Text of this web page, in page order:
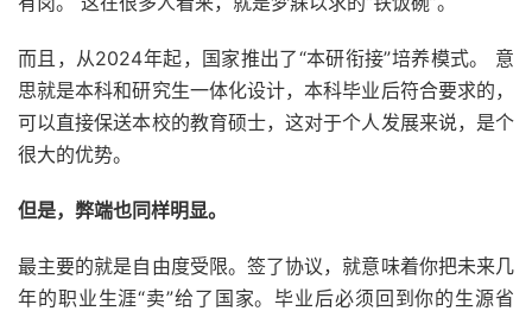
而且，从2024年起，国家推出了“本研衔接”培养模式。 意
思就是本科和研究生一体化设计，本科毕业后符合要求的，
可以直接保送本校的教育硕士，这对于个人发展来说，是个
很大的优势。
但是，弊端也同样明显。
最主要的就是自由度受限。签了协议，就意味着你把未来几
年的职业生涯“卖”给了国家。毕业后必须回到你的生源省